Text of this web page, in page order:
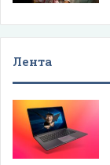
Лента